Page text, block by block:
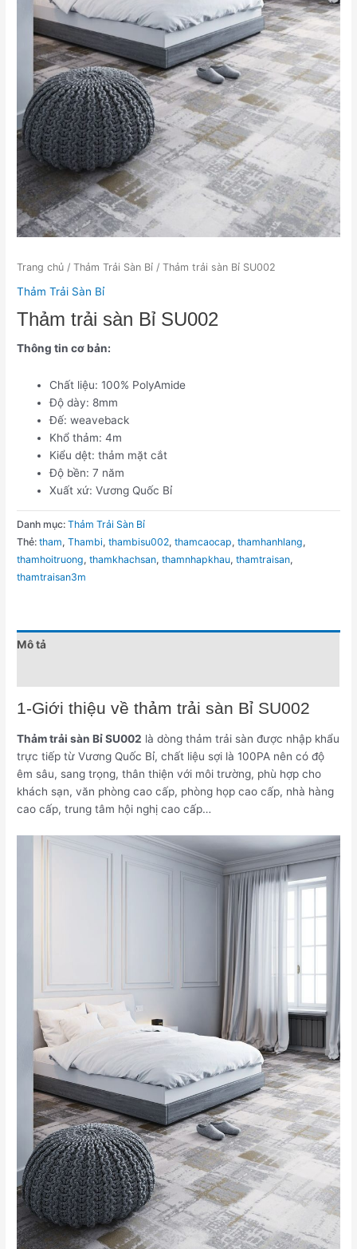
Trang chủ /Thảm Trải Sàn Bỉ / Thảm trải sàn Bỉ SU002
Thảm Trải Sàn Bỉ
Thảm trải sàn Bỉ SU002
Thông tin cơ bản:
Chất liệu: 100% PolyAmide
Độ dày: 8mm
Đế: weaveback
Khổ thảm: 4m
Kiểu dệt: thảm mặt cắt
Độ bền: 7 năm
Xuất xứ: Vương Quốc Bỉ
Danh mục:Thảm Trải Sàn Bỉ
Thẻ:tham,Thambi,thambisu002,thamcaocap,thamhanhlang,
thamhoitruong,thamkhachsan,thamnhapkhau,thamtraisan,
thamtraisan3m
Mô tả
1-Giới thiệu về thảm trải sàn Bỉ SU002
Thảm trải sàn Bỉ SU002 là dòng thảm trải sàn được nhập khẩu
trực tiếp từ Vương Quốc Bỉ, chất liệu sợi là 100PA nên có độ
êm sâu, sang trọng, thân thiện với môi trường, phù hợp cho
khách sạn, văn phòng cao cấp, phòng họp cao cấp, nhà hàng
cao cấp, trung tâm hội nghị cao cấp…